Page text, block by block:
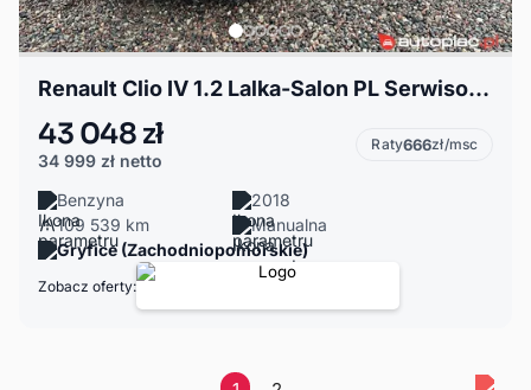
Renault Clio IV 1.2 Lalka-Salon PL Serwisowany w ASO
43 048 zł
34 999 zł netto
Raty666zł/msc
Benzyna
2018
109 539 km
Manualna
Gryfice (Zachodniopomorskie)
Zobacz oferty: